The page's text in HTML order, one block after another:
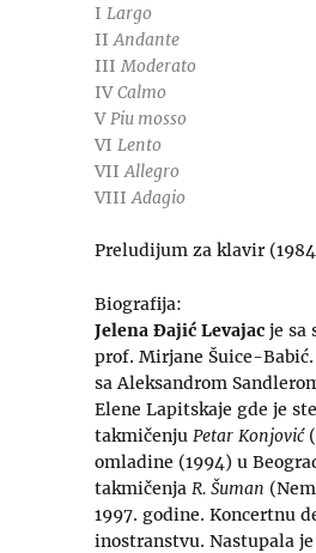
I Largo
IIAndante
IIIModerato
IVCalmo
VPiu mosso
VI Lento
VIIAllegro
VIIIAdagio
Preludijum za klavir
Biografija:
Jelena Đajić Levajac je sa
prof. Mirjane Šuice-
sa Aleksandrom
Elene Lapitskaje gde je
takmičenju Petar Konjović
omladine (1994) u
takmičenja R. Šuman
1997. godine. Koncertnu
inostranstvu. Nastupala